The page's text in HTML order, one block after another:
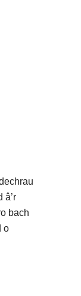
â’r
bach
o